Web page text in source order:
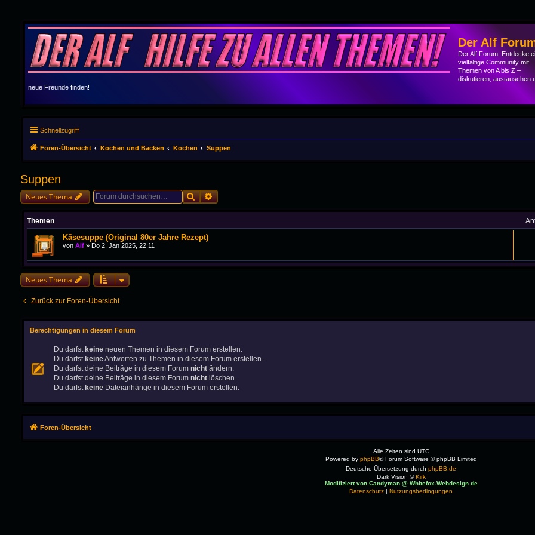
Der Alf
Der Alf Forum: Entdecke
vielfältige Community mit
Themen von A bis Z –
diskutieren, austauschen
neue Freunde finden!
Schnellzugriff
Foren-Übersicht Kochen und Backen Kochen Suppen
Suppen
Neues Thema SucheErweiterte Suche
Themen
Käsesuppe (Original 80er Jahre Rezept)
von Alf» Do 2. Jan 2025, 22:11
Neues Thema
Zurück zur Foren-Übersicht
Berechtigungen in diesem Forum
Du darfst keineneuen Themen in diesem Forum erstellen.
Du darfst keineAntworten zu Themen in diesem Forum erstellen.
Du darfst deine Beiträge in diesem Forum nichtändern.
Du darfst deine Beiträge in diesem Forum nichtlöschen.
Du darfst keineDateianhänge in diesem Forum erstellen.
Foren-Übersicht
Alle Zeiten sind UTC
Powered by phpBB® Forum Software © phpBB Limited
Deutsche Übersetzung durchphpBB.de
Dark Vision © Kirk
Modifiziert von Candyman @ Whitefox-Webdesign.de
Datenschutz
Nutzungsbedingungen